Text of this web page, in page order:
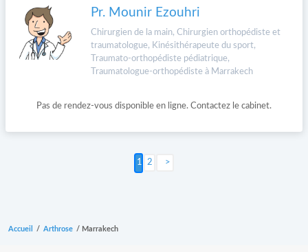
Pr. Mounir Ezouhri
Chirurgien de la main, Chirurgien orthopédiste et
traumatologue, Kinésithérapeute du sport,
Traumato-orthopédiste pédiatrique,
Traumatologue-orthopédiste à Marrakech
Pas de rendez-vous disponible en ligne. Contactez le cabinet.
2 Suivant >
Accueil / Arthrose / Marrakech